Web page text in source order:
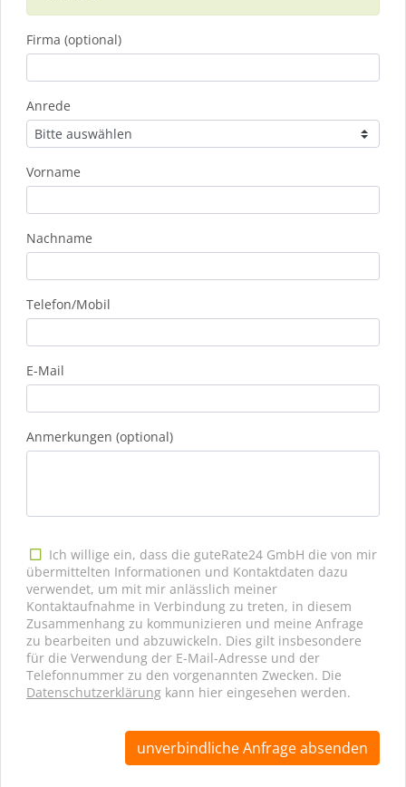
Firma (optional)
Anrede
Vorname
Nachname
Telefon/Mobil
E-Mail
Anmerkungen (optional)
Ich willige ein, dass die guteRate24 GmbH die von mir
übermittelten Informationen und Kontaktdaten dazu
verwendet, um mit mir anlässlich meiner
Kontaktaufnahme in Verbindung zu treten, in diesem
Zusammenhang zu kommunizieren und meine Anfrage
zu bearbeiten und abzuwickeln. Dies gilt insbesondere
für die Verwendung der E-Mail-Adresse und der
Telefonnummer zu den vorgenannten Zwecken. Die
Datenschutzerklärung kann hier eingesehen werden.
unverbindliche Anfrage absenden